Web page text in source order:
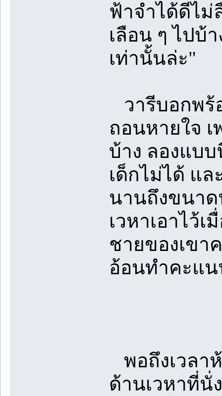
ฟ้าจำได้ดีไม่
เลือน ๆ ไปบ้
เท่านั้นล่ะ"
วารีบอกพร้
ถอนหายใจ
บ้าง ลองแบ
เด็กไม่ได้ แ
นานถึงขนาด
เวหาเอาไว้
ชายของเขา
อ้อนทำคะแ
พอถึงเวลา
ด้านเวหาที่นั่